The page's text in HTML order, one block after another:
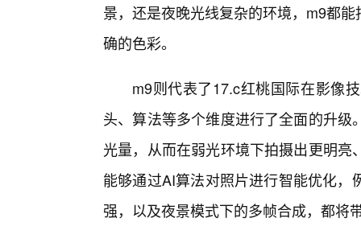
景，还是夜晚光线复杂的环境，m9都
确的色彩。
m9则代表了17.c红桃国际在影像
头、算法等多个维度进行了全面的升
光量，从而在弱光环境下拍摄出更明
能够通过AI算法对照片进行智能优化
强，以及夜景模式下的多帧合成，都将